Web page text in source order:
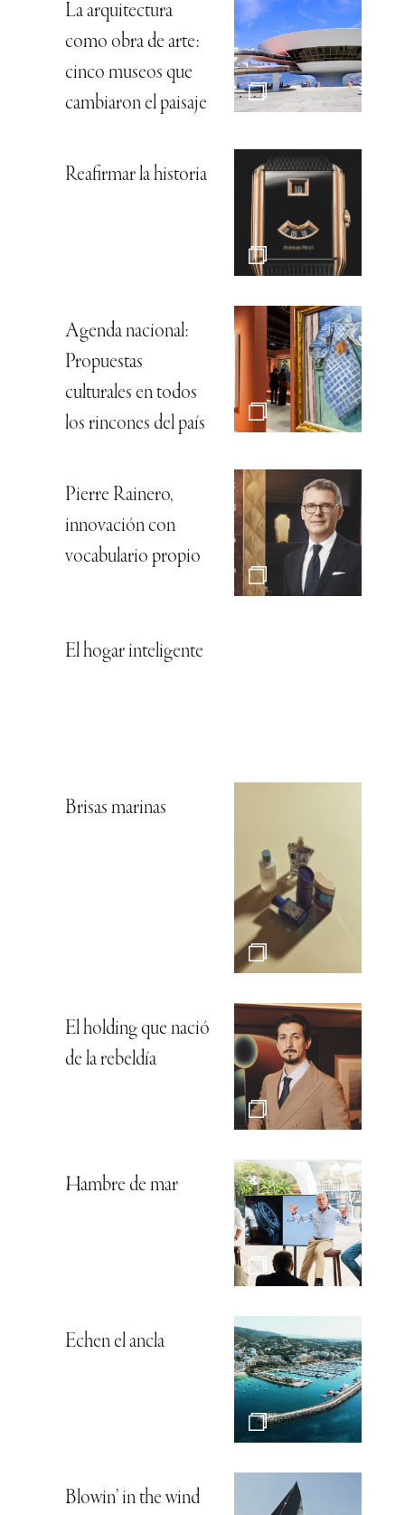
La arquitectura
como obra de arte:
cinco museos que
cambiaron el paisaje
Reafirmar la historia
Agenda nacional:
Propuestas
culturales en todos
los rincones del país
Pierre Rainero,
innovación con
vocabulario propio
El hogar inteligente
Brisas marinas
El holding que nació
de la rebeldía
Hambre de mar
Echen el ancla
Blowin’ in the wind